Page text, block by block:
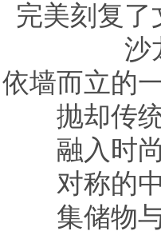
完美刻复了
沙
依墙而立的
抛却传
融入时
对称的
集储物